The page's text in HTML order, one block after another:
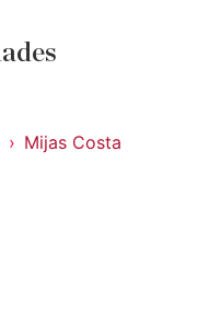
Mijas Costa